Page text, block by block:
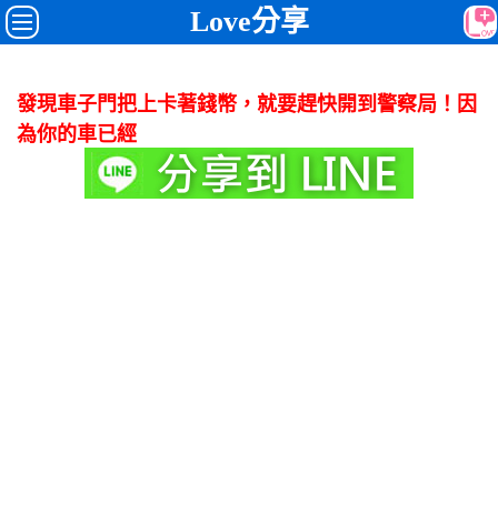
Love分享
發現車子門把上卡著錢幣，就要趕快開到警察局！因
為你的車已經